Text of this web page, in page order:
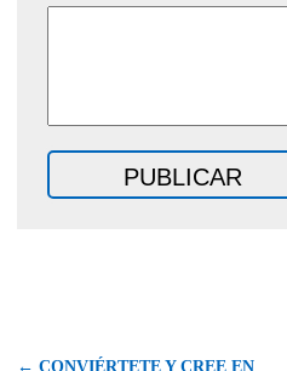
← CONVIÉRTETE Y CREE EN